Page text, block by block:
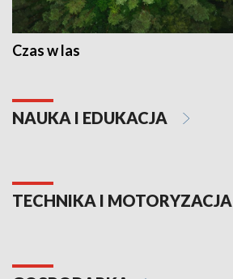
Czas w las
NAUKA I EDUKACJA
TECHNIKA I MOTORYZACJA